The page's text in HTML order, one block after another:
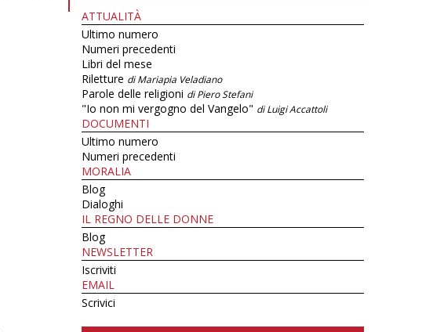
ATTUALITÀ
Ultimo numero
Numeri precedenti
Libri del mese
Riletture di Mariapia Veladiano
Parole delle religioni di Piero Stefani
"Io non mi vergogno del Vangelo" di Luigi Accattoli
DOCUMENTI
Ultimo numero
Numeri precedenti
MORALIA
Blog
Dialoghi
IL REGNO DELLE DONNE
Blog
NEWSLETTER
Iscriviti
EMAIL
Scrivici